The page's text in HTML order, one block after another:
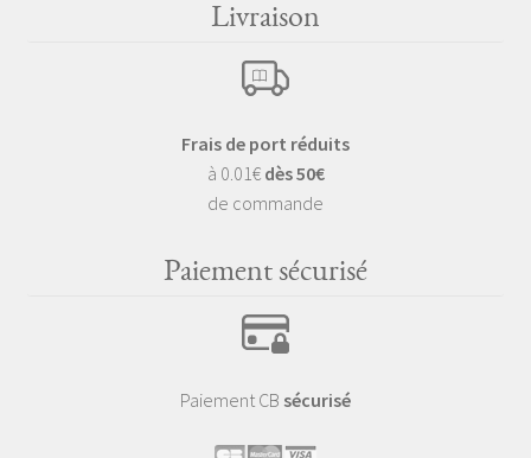
Livraison
Frais de port réduits
à 0.01€ dès 50€
de commande
Paiement sécurisé
Paiement CB sécurisé